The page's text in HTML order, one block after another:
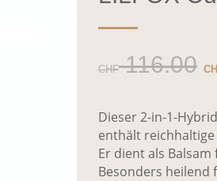
CHF116.00
Dieser 2-in-1-
enthält
Er dient als
Besonders heilend